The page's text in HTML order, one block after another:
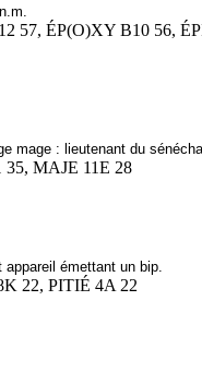
57, ÉP(O)XY B10 56,
mage : lieutenant du
35, MAJE 11E 28
émettant un bip.
22, PITIÉ 4A 22